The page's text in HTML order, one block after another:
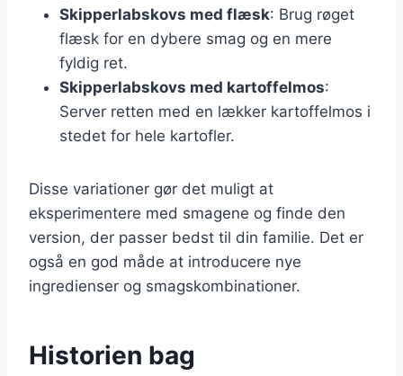
Skipperlabskovs med flæsk: Brug røget
flæsk for en dybere smag og en mere
fyldig ret.
Skipperlabskovs med kartoffelmos:
Server retten med en lækker kartoffelmos i
stedet for hele kartofler.
Disse variationer gør det muligt at
eksperimentere med smagene og finde den
version, der passer bedst til din familie. Det er
også en god måde at introducere nye
ingredienser og smagskombinationer.
Historien bag